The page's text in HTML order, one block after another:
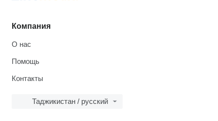
Компания
О нас
Помощь
Контакты
Таджикистан / русский